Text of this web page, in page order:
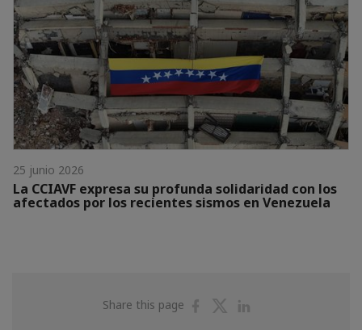
25 junio 2026
La CCIAVF expresa su profunda solidaridad con los
afectados por los recientes sismos en Venezuela
Share this page
ShareShare